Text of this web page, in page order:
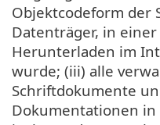
Objektcodeform der
Datenträger, in
Herunterladen im
wurde; (iii) alle
Schriftdokumente
Dokumentationen in